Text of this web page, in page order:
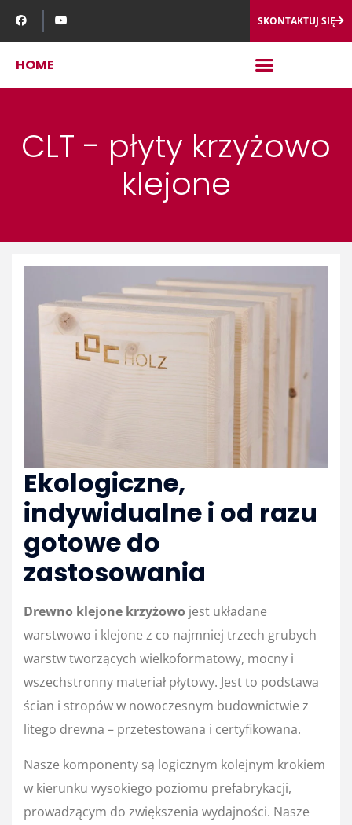
SKONTAKTUJ SIĘ
HOME
CLT - płyty krzyżowo
klejone
Ekologiczne,
indywidualne i od razu
gotowe do
zastosowania
Drewno klejone krzyżowo jest układane
warstwowo i klejone z co najmniej trzech grubych
warstw tworzących wielkoformatowy, mocny i
wszechstronny materiał płytowy. Jest to podstawa
ścian i stropów w nowoczesnym budownictwie z
litego drewna – przetestowana i certyfikowana.
Nasze komponenty są logicznym kolejnym krokiem
w kierunku wysokiego poziomu prefabrykacji,
prowadzącym do zwiększenia wydajności. Nasze